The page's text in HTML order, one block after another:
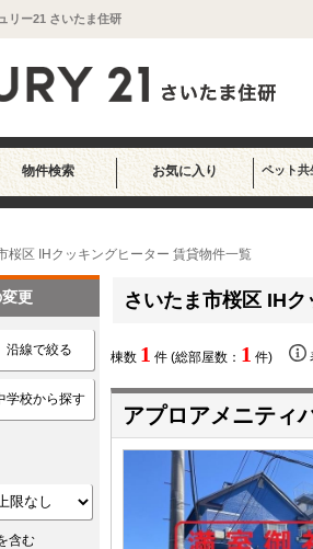
リー21 さいたま住研
物件検索 お気に入り ペット共
桜区 IHクッキングヒーター 賃貸物件一覧
さいたま市桜区 IH
棟数 1 件 (総部屋数： 1 件)
アプロアメニティ
更
沿線で絞る
学校から探す
含む